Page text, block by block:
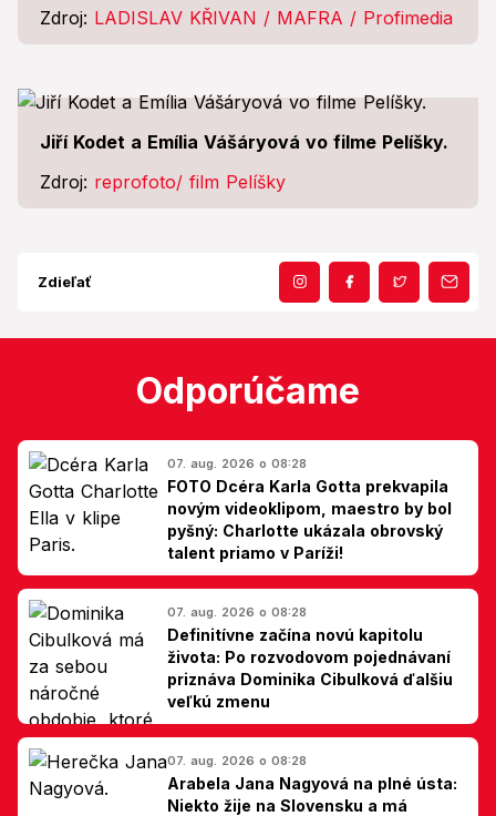
Zdroj: LADISLAV KŘIVAN / MAFRA / Profimedia
Jiří Kodet a Emília Vášáryová vo filme Pelíšky.
Zdroj: reprofoto/ film Pelíšky
Zdieľať
Odporúčame
07. aug. 2026 o 08:28
FOTO Dcéra Karla Gotta prekvapila
novým videoklipom, maestro by bol
pyšný: Charlotte ukázala obrovský
talent priamo v Paríži!
07. aug. 2026 o 08:28
Definitívne začína novú kapitolu
života: Po rozvodovom pojednávaní
priznáva Dominika Cibulková ďalšiu
veľkú zmenu
07. aug. 2026 o 08:28
Arabela Jana Nagyová na plné ústa:
Niekto žije na Slovensku a má